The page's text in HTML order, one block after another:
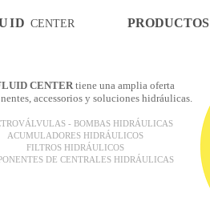
CENTER PRODUCTOS
CENTERtiene una amplia oferta
accessorios y soluciones hidráulicas.
- BOMBAS HIDRÁULICAS
ACUMULADORES HIDRÁULICOS
FILTROS HIDRÁULICOS
DE CENTRALES HIDRÁULICAS